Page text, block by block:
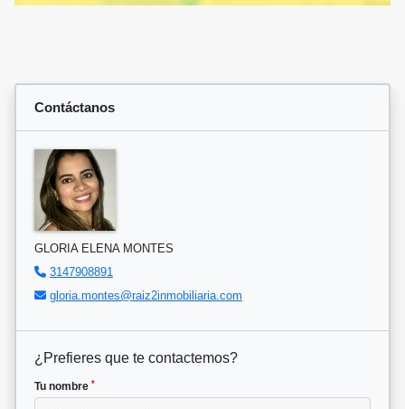
Contáctanos
GLORIA ELENA MONTES
3147908891
gloria.montes@raiz2inmobiliaria.com
¿Prefieres que te contactemos?
Tu nombre *